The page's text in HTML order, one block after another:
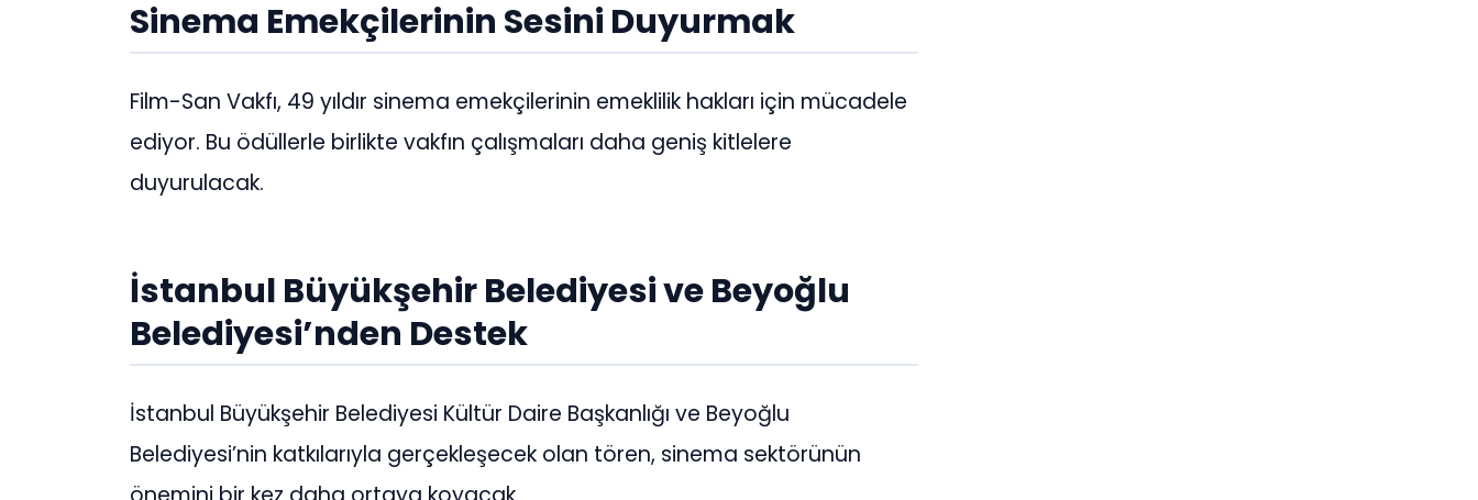
Sinema Emekçilerinin Sesini Duyurmak
Film-San Vakfı, 49 yıldır sinema emekçilerinin emeklilik hakları için mücadele
ediyor. Bu ödüllerle birlikte vakfın çalışmaları daha geniş kitlelere
duyurulacak.
İstanbul Büyükşehir Belediyesi ve Beyoğlu
Belediyesi’nden Destek
İstanbul Büyükşehir Belediyesi Kültür Daire Başkanlığı ve Beyoğlu
Belediyesi’nin katkılarıyla gerçekleşecek olan tören, sinema sektörünün